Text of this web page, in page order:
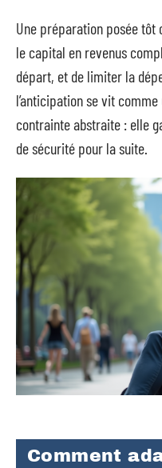
Une préparation posée
le capital en revenus
départ, et de limiter la
l’anticipation se vit
contrainte abstraite : elle
de sécurité pour la suite.
Comment